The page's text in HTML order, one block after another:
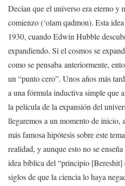
Decían que el universo era eterno y
comienzo (‘olam qadmon). Esta
1930, cuando Edwin Hubble
expandiendo. Si el cosmos se
como se pensaba anteriormente,
un “punto cero”. Unos años más
a una fórmula inductiva simple que
la película de la expansión del
llegaremos a un momento de
más famosa hipótesis sobre este
realidad, y aunque esto no se
idea bíblica del “principio [Bereshit]
siglos de que la ciencia lo haya